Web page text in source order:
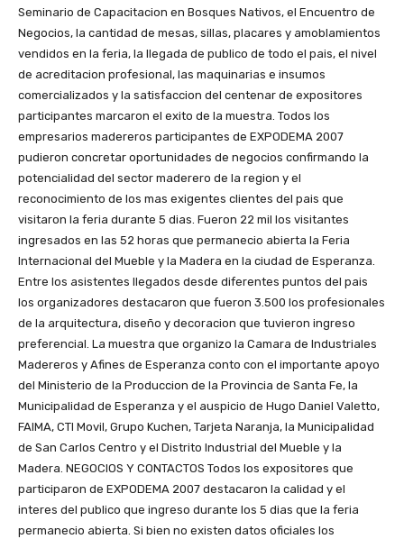
Seminario de Capacitacion en Bosques Nativos, el Encuentro de
Negocios, la cantidad de mesas, sillas, placares y amoblamientos
vendidos en la feria, la llegada de publico de todo el pais, el nivel
de acreditacion profesional, las maquinarias e insumos
comercializados y la satisfaccion del centenar de expositores
participantes marcaron el exito de la muestra. Todos los
empresarios madereros participantes de EXPODEMA 2007
pudieron concretar oportunidades de negocios confirmando la
potencialidad del sector maderero de la region y el
reconocimiento de los mas exigentes clientes del pais que
visitaron la feria durante 5 dias. Fueron 22 mil los visitantes
ingresados en las 52 horas que permanecio abierta la Feria
Internacional del Mueble y la Madera en la ciudad de Esperanza.
Entre los asistentes llegados desde diferentes puntos del pais
los organizadores destacaron que fueron 3.500 los profesionales
de la arquitectura, diseño y decoracion que tuvieron ingreso
preferencial. La muestra que organizo la Camara de Industriales
Madereros y Afines de Esperanza conto con el importante apoyo
del Ministerio de la Produccion de la Provincia de Santa Fe, la
Municipalidad de Esperanza y el auspicio de Hugo Daniel Valetto,
FAIMA, CTI Movil, Grupo Kuchen, Tarjeta Naranja, la Municipalidad
de San Carlos Centro y el Distrito Industrial del Mueble y la
Madera. NEGOCIOS Y CONTACTOS Todos los expositores que
participaron de EXPODEMA 2007 destacaron la calidad y el
interes del publico que ingreso durante los 5 dias que la feria
permanecio abierta. Si bien no existen datos oficiales los